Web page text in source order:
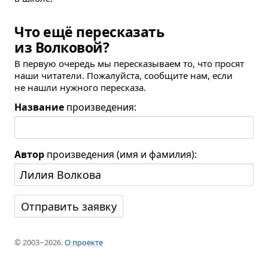
Что ещё пересказать
из Волковой?
В первую очередь мы пересказываем то, что просят
наши читатели. Пожалуйста, сообщите нам, если
не нашли нужного пересказа.
Название произведения:
Автор произведения (имя и фамилия):
© 2003−2026.О проекте